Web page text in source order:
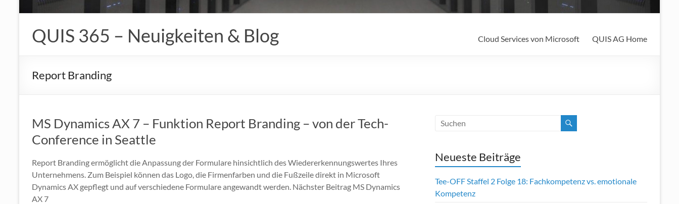
QUIS 365 – Neuigkeiten & Blog Cloud Services von Microsoft QUIS AG Home
Report Branding
MS Dynamics AX 7 – Funktion Report Branding – von der Tech-
Conference in Seattle
Report Branding ermöglicht die Anpassung der Formulare hinsichtlich des Wiedererkennungswertes Ihres
Unternehmens. Zum Beispiel können das Logo, die Firmenfarben und die Fußzeile direkt in Microsoft
Dynamics AX gepflegt und auf verschiedene Formulare angewandt werden. Nächster Beitrag MS Dynamics
AX 7
Neueste Beiträge
Tee-OFF Staffel 2 Folge 18: Fachkompetenz vs. emotionale
Kompetenz